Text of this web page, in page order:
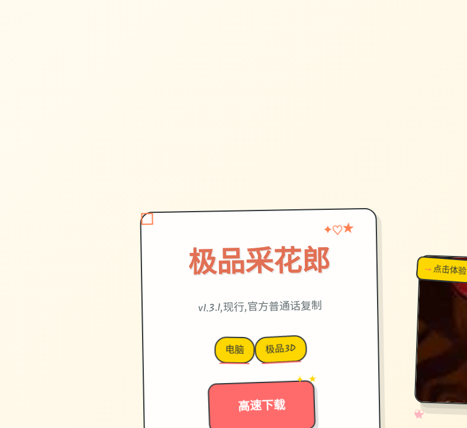
极品采花郎
✦♡★
v1.3.1,现行,官方普通话复制
电脑 极品3D
高速下载
✦ ★
✧
♡
★
♥
↗超棒！
→点击体验